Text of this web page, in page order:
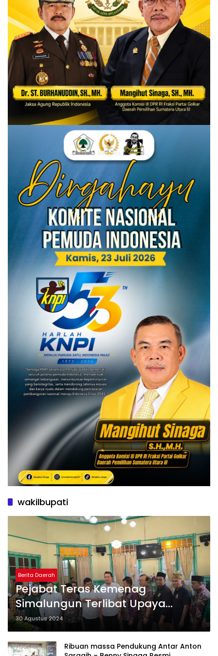
wakilbupati
Berita Daerah
Pejabat Teras Kemenag
Simalungun Terlibat Upaya
Pemenangan Paslon RHS-Azi,
Pengamat ; Itu Menyalahi
30 Agustus 2024
Ribuan massa Pendukung Antar Anton